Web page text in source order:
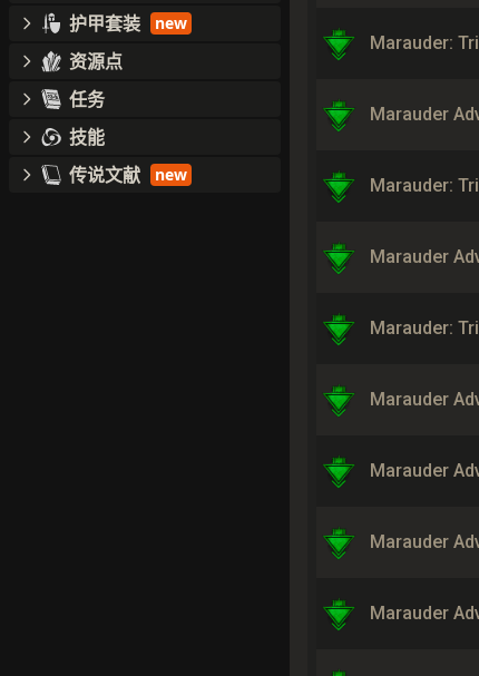
Marauder:
Marauder
Marauder:
Marauder
Marauder:
Marauder
Marauder
Marauder
Marauder
护甲套装
new
资源点
任务
技能
传说文献
new